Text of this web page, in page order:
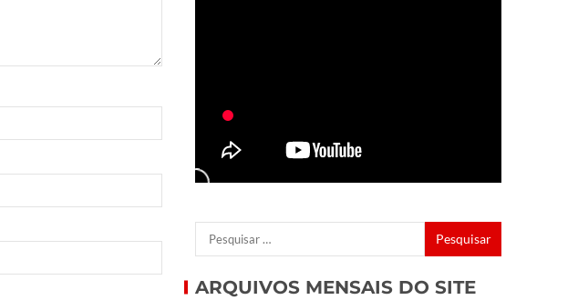
ARQUIVOS MENSAIS DO SITE